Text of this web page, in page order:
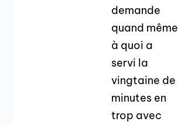
demande
quand même
à quoi a
servi la
vingtaine de
minutes en
trop avec